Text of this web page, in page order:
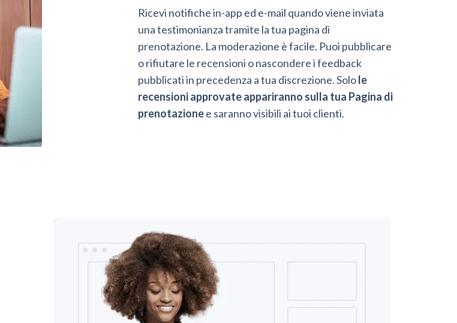
Ricevi notifiche in-app ed e-mail quando viene inviata
una testimonianza tramite la tua pagina di
prenotazione. La moderazione è facile. Puoi pubblicare
o rifiutare le recensioni o nascondere i feedback
pubblicati in precedenza a tua discrezione. Solole
recensioni approvate appariranno sulla tua Pagina di
prenotazionee saranno visibili ai tuoi clienti.